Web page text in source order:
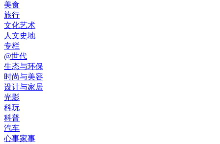
美食
旅行
文化艺术
人文史地
专栏
@世代
生态与环保
时尚与美容
设计与家居
光影
科玩
科普
汽车
心事家事